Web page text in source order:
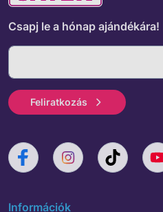
Csapj le a hónap ajándékára!
Feliratkozás
Információk